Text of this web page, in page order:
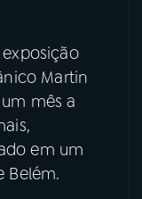
Martin
mês a
em um
Belém.